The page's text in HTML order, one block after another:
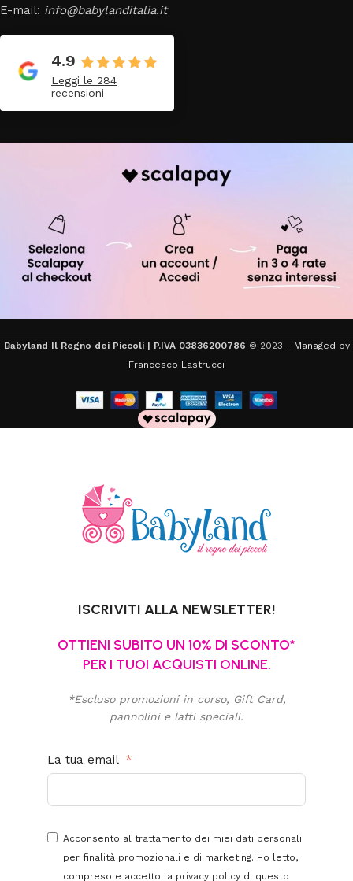
E-mail: info@babylanditalia.it
4.9
Leggi le 284
recensioni
Babyland Il Regno dei Piccoli | P.IVA 03836200786 © 2023 - Managed by
Francesco Lastrucci
ISCRIVITI ALLA NEWSLETTER!
OTTIENI SUBITO UN 10% DI SCONTO*
PER I TUOI ACQUISTI ONLINE.
*Escluso promozioni in corso, Gift Card,
pannolini e latti speciali.
La tua email
Acconsento al trattamento dei miei dati personali
per finalità promozionali e di marketing. Ho letto,
compreso e accetto la privacy policy di questo